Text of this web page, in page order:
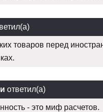
товаров перед
ответил(а)
- это миф расчетов.